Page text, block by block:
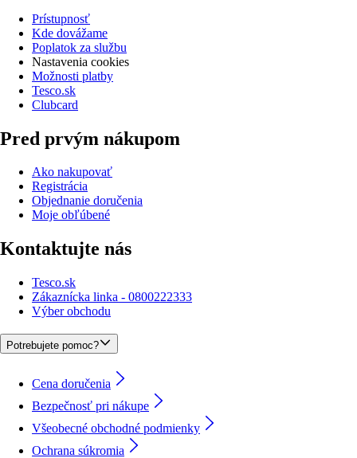
Prístupnosť
Kde dovážame
Poplatok za službu
Nastavenia cookies
Možnosti platby
Tesco.sk
Clubcard
Pred prvým nákupom
Ako nakupovať
Registrácia
Objednanie doručenia
Moje obľúbené
Kontaktujte nás
Tesco.sk
Zákaznícka linka - 0800222333
Výber obchodu
Potrebujete pomoc?
Cena doručenia
Bezpečnosť pri nákupe
Všeobecné obchodné podmienky
Ochrana súkromia